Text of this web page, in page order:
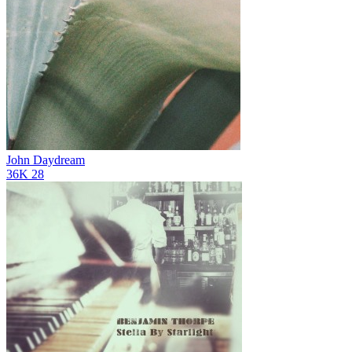
John Daydream
36K 28